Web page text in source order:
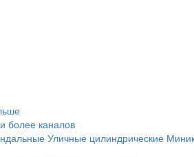
более каналов
Уличные цилиндрические